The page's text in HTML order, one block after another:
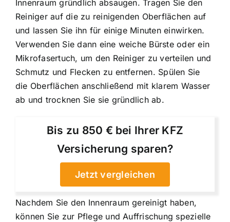
Innenraum gründlich absaugen. Tragen Sie den
Reiniger auf die zu reinigenden Oberflächen auf
und lassen Sie ihn für einige Minuten einwirken.
Verwenden Sie dann eine weiche Bürste oder ein
Mikrofasertuch, um den Reiniger zu verteilen und
Schmutz und Flecken zu entfernen. Spülen Sie
die Oberflächen anschließend mit klarem Wasser
ab und trocknen Sie sie gründlich ab.
Bis zu 850 € bei Ihrer KFZ
Versicherung sparen?
Jetzt vergleichen
Nachdem Sie den Innenraum gereinigt haben,
können Sie zur Pflege und Auffrischung spezielle